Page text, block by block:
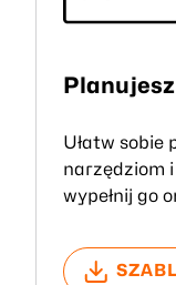
Ułatw sobie
narzędziom
wypełnij go